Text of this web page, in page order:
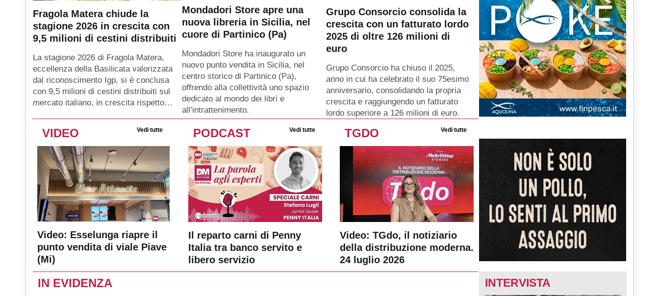
Fragola Matera chiude la
stagione 2026 in crescita con
9,5 milioni di cestini distribuiti
La stagione 2026 di Fragola Matera,
eccellenza della Basilicata valorizzata
dal riconoscimento Igp, si è conclusa
con 9,5 milioni di cestini distribuiti sul
mercato italiano, in crescita rispetto…
Mondadori Store apre una
nuova libreria in Sicilia, nel
cuore di Partinico (Pa)
Mondadori Store ha inaugurato un
nuovo punto vendita in Sicilia, nel
centro storico di Partinico (Pa),
offrendo alla collettività uno spazio
dedicato al mondo dei libri e
all’intrattenimento.
Grupo Consorcio consolida la
crescita con un fatturato lordo
2025 di oltre 126 milioni di
euro
Grupo Consorcio ha chiuso il 2025,
anno in cui ha celebrato il suo 75esimo
anniversario, consolidando la propria
crescita e raggiungendo un fatturato
lordo superiore a 126 milioni di euro.
VIDEO Vedi tutte
Video: Esselunga riapre il
punto vendita di viale Piave
(Mi)
PODCAST Vedi tutte
Il reparto carni di Penny
Italia tra banco servito e
libero servizio
TGDO Vedi tutte
Video: TGdo, il notiziario
della distribuzione moderna.
24 luglio 2026
IN EVIDENZA INTERVISTA